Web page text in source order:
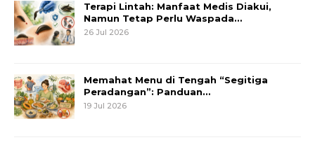
Terapi Lintah: Manfaat Medis Diakui,
Namun Tetap Perlu Waspada…
26 Jul 2026
Memahat Menu di Tengah “Segitiga
Peradangan”: Panduan…
19 Jul 2026